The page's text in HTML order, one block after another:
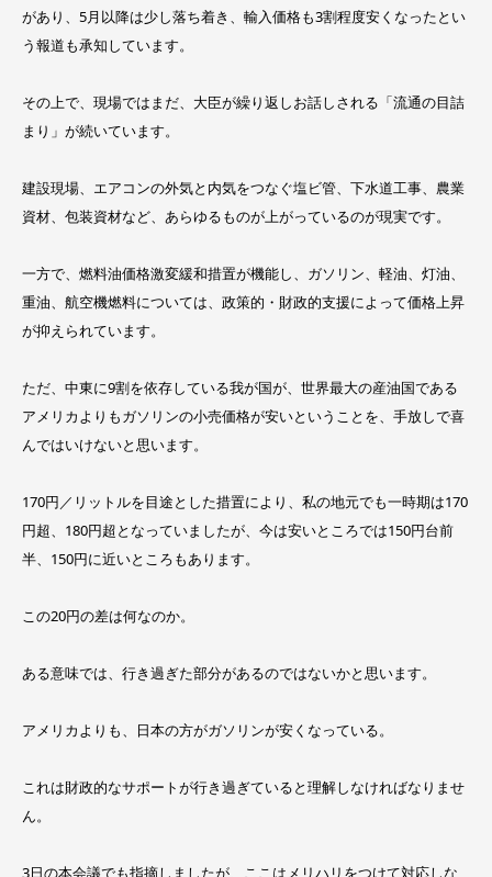
があり、5月以降は少し落ち着き、輸入価格も3割程度安くなったとい
う報道も承知しています。
その上で、現場ではまだ、大臣が繰り返しお話しされる「流通の目詰
まり」が続いています。
建設現場、エアコンの外気と内気をつなぐ塩ビ管、下水道工事、農業
資材、包装資材など、あらゆるものが上がっているのが現実です。
一方で、燃料油価格激変緩和措置が機能し、ガソリン、軽油、灯油、
重油、航空機燃料については、政策的・財政的支援によって価格上昇
が抑えられています。
ただ、中東に9割を依存している我が国が、世界最大の産油国である
アメリカよりもガソリンの小売価格が安いということを、手放しで喜
んではいけないと思います。
170円／リットルを目途とした措置により、私の地元でも一時期は170
円超、180円超となっていましたが、今は安いところでは150円台前
半、150円に近いところもあります。
この20円の差は何なのか。
ある意味では、行き過ぎた部分があるのではないかと思います。
アメリカよりも、日本の方がガソリンが安くなっている。
これは財政的なサポートが行き過ぎていると理解しなければなりませ
ん。
3日の本会議でも指摘しましたが、ここはメリハリをつけて対応しな